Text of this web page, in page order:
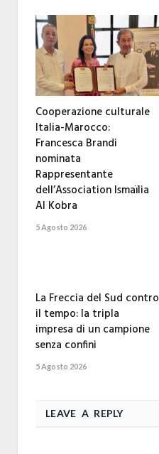
Cooperazione culturale
Italia-Marocco:
Francesca Brandi
nominata
Rappresentante
dell’Association Ismaïlia
Al Kobra
5 Agosto 2026
La Freccia del Sud contro
il tempo: la tripla
impresa di un campione
senza confini
5 Agosto 2026
LEAVE A REPLY